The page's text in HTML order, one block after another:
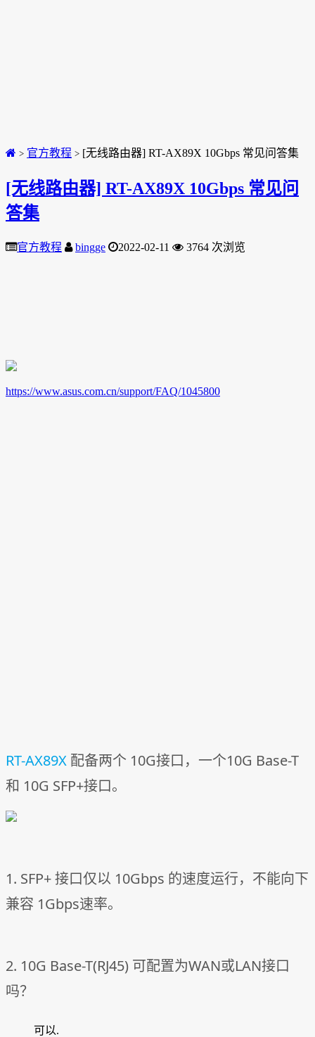
> 官方教程 > [无线路由器] RT-AX89X 10Gbps 常见问答集
[无线路由器] RT-AX89X 10Gbps 常见问
答集
官方教程 bingge 2022-02-11 3764 次浏览
https://www.asus.com.cn/support/FAQ/1045800
RT-AX89X 配备两个 10G接口，一个10G Base-T
和 10G SFP+接口。
1. SFP+ 接口仅以 10Gbps 的速度运行，不能向下
兼容 1Gbps速率。
2. 10G Base-T(RJ45) 可配置为WAN或LAN接口
吗？
可以.